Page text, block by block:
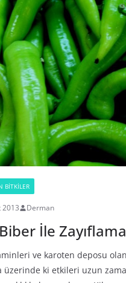
BİTKİLER
2013 Derman
İle Zayıflama
ve karoten deposu
üzerinde ki etkileri uzun